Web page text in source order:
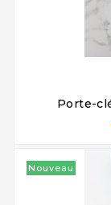
Porte-
Nouveau